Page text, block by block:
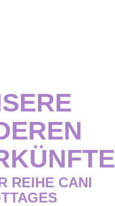
REIHE CANI